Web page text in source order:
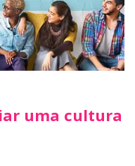
uma cultura